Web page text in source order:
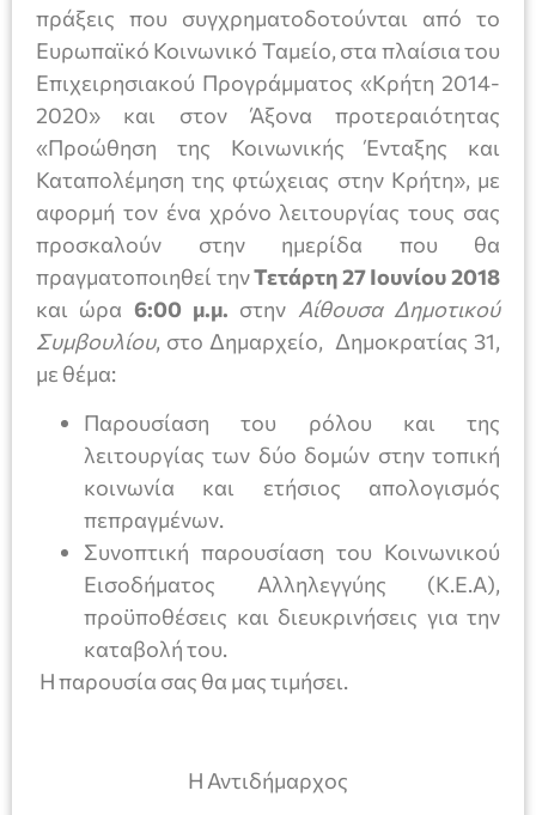
πράξεις που συγχρηματοδοτούνται από το
Ευρωπαϊκό Κοινωνικό Ταμείο, στα πλαίσια του
Επιχειρησιακού Προγράμματος «Κρήτη 2014-
2020» και στον Άξονα προτεραιότητας
«Προώθηση της Κοινωνικής Ένταξης και
Καταπολέμηση της φτώχειας στην Κρήτη», με
αφορμή τον ένα χρόνο λειτουργίας τους σας
προσκαλούν στην ημερίδα που θα
πραγματοποιηθεί τηνΤετάρτη 27 Ιουνίου 2018
και ώρα 6:00 μ.μ. στην Αίθουσα Δημοτικού
Συμβουλίου, στο Δημαρχείο, Δημοκρατίας 31,
με θέμα:
Παρουσίαση του ρόλου και της
λειτουργίας των δύο δομών στην τοπική
κοινωνία και ετήσιος απολογισμός
πεπραγμένων.
Συνοπτική παρουσίαση του Κοινωνικού
Εισοδήματος Αλληλεγγύης (Κ.Ε.Α),
προϋποθέσεις και διευκρινήσεις για την
καταβολή του.
Η παρουσία σας θα μας τιμήσει.
Η Αντιδήμαρχος